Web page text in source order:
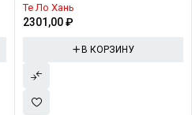
Те Ло Хань
2301,00₽
В КОРЗИНУ